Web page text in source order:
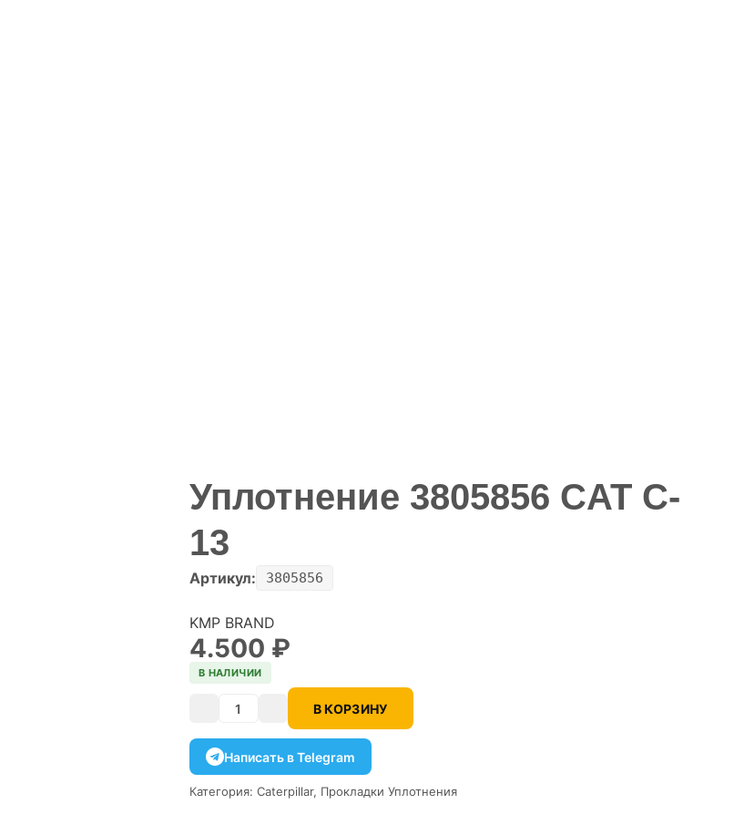
Уплотнение 3805856 CAT C-
13
Артикул: 3805856
KMP BRAND
4.500 ₽
В НАЛИЧИИ
Количество В КОРЗИНУ
Написать в Telegram
Категория: Caterpillar, Прокладки Уплотнения